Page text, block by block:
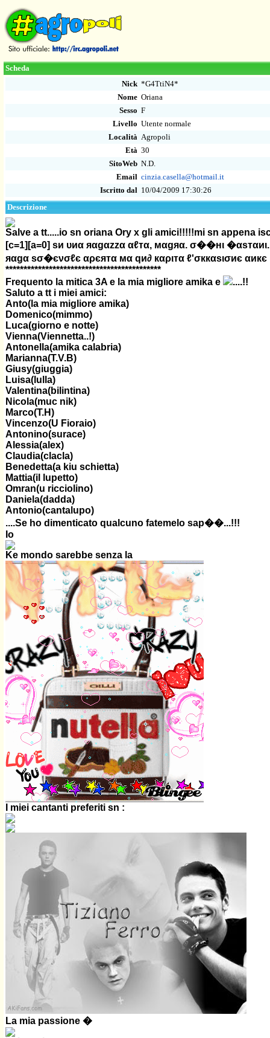
Scheda
Nick *G4TtiN4*
Nome Oriana
Sesso F
Livello Utente normale
Località Agropoli
Età 30
SitoWeb N.D.
Email cinzia.casella@hotmail.it
Iscritto dal 10/04/2009 17:30:26
Descrizione
Salve a tt.....io sn oriana Ory x gli amici!!!!!mi sn appena
[c=1][a=0] ѕи υиα яαgαzzα αℓтα, мαgяα. σ��нι �αѕтαиι.
яαgα ѕσ�єνσℓє αρєятα мα qи∂ кαριтα ℓ'σккαѕισиє
*******************************************
Frequento la mitica 3A e la mia migliore amika e
....!!
Saluto a tt i miei amici:
Anto(la mia migliore amika)
Domenico(mimmo)
Luca(giorno e notte)
Vienna(Viennetta..!)
Antonella(amika calabria)
Marianna(T.V.B)
Giusy(giuggia)
Luisa(lulla)
Valentina(bilintina)
Nicola(muc nik)
Marco(T.H)
Vincenzo(U Fioraio)
Antonino(surace)
Alessia(alex)
Claudia(clacla)
Benedetta(a kiu schietta)
Mattia(il lupetto)
Omran(u ricciolino)
Daniela(dadda)
Antonio(cantalupo)
....Se ho dimenticato qualcuno fatemelo sap��...!!!
Io
Ke mondo sarebbe senza la
I miei cantanti preferiti sn :
La mia passione �